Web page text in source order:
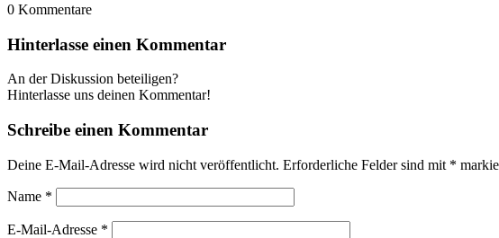
0 Kommentare
Hinterlasse einen Kommentar
An der Diskussion beteiligen?
Hinterlasse uns deinen Kommentar!
Schreibe einen Kommentar
Deine E-Mail-Adresse wird nicht veröffentlicht. Erforderliche Felder sind mit *
Name *
E-Mail-Adresse *